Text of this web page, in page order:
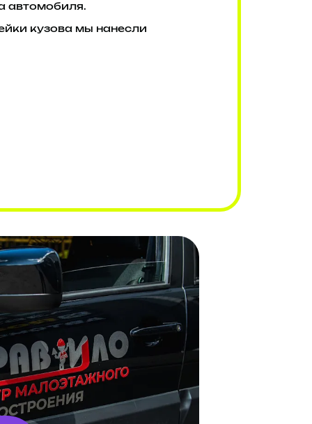
автомобиля.
кузова мы нанесли